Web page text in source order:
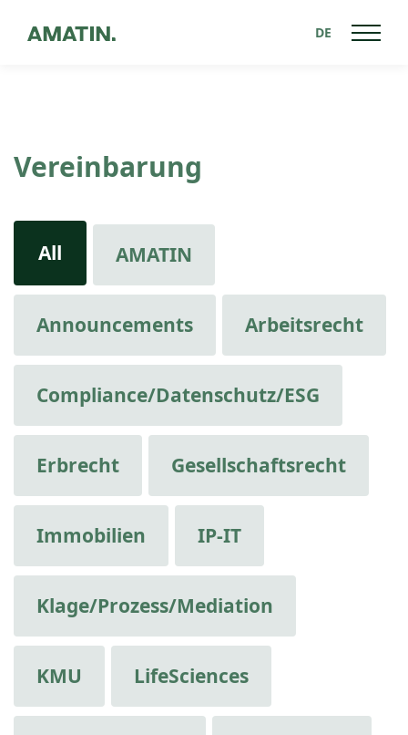
DE
Vereinbarung
All AMATIN
Announcements Arbeitsrecht
Compliance/Datenschutz/ESG
Erbrecht Gesellschaftsrecht
Immobilien IP-IT
Klage/Prozess/Mediation
KMU LifeSciences